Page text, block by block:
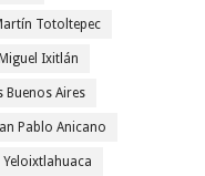
Totoltepec
Ixitlán
Buenos Aires
Pablo Anicano